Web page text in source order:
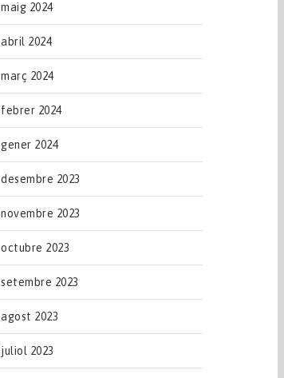
maig 2024
abril 2024
març 2024
febrer 2024
gener 2024
desembre 2023
novembre 2023
octubre 2023
setembre 2023
agost 2023
juliol 2023